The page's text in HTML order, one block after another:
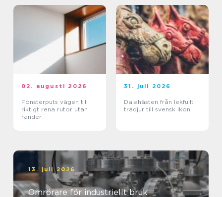
02. augusti 2026
Fönsterputs vägen till
riktigt rena rutor utan
ränder
31. juli 2026
Dalahästen från lekfullt
trädjur till svensk ikon
13. juli 2026
Omrörare för industriellt bruk